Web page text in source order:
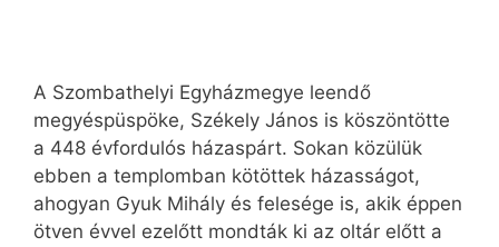
A Szombathelyi Egyházmegye leendő
megyéspüspöke, Székely János is köszöntötte
a 448 évfordulós házaspárt. Sokan közülük
ebben a templomban kötöttek házasságot,
ahogyan Gyuk Mihály és felesége is, akik éppen
ötven évvel ezelőtt mondták ki az oltár előtt a